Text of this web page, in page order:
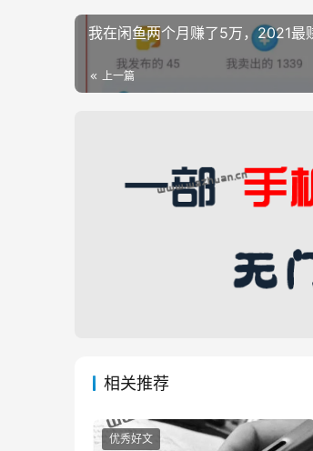
我在闲鱼两个月赚了5万，2021最
上一篇
相关推荐
优秀好文